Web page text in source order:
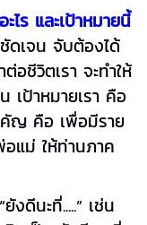
ไร และเป้าหมายนี้
ดเจน จับต้องได้
อชีวิตเรา จะทำให้
เป้าหมายเรา คือ
คัญ คือ เพื่อมีราย
แม่ ให้ท่านภาค
ยังดีนะที่.....” เช่น